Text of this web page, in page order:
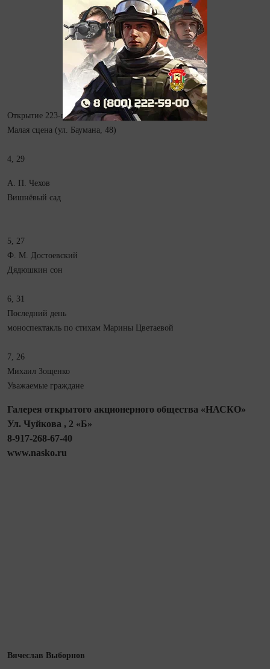
Открытие 223-го театрального сезона
Малая сцена (ул. Баумана, 48)
4, 29
А. П. Чехов
Вишнёвый сад
5, 27
Ф. М. Достоевский
Дядюшкин сон
6, 31
Последний день
моноспектакль по стихам Марины Цветаевой
7, 26
Михаил Зощенко
Уважаемые граждане
Галерея открытого акционерного общества «НАСКО»
Ул. Чуйкова , 2 «Б»
8-917-268-67-40
www.nasko.ru
Вячеслав Выборнов